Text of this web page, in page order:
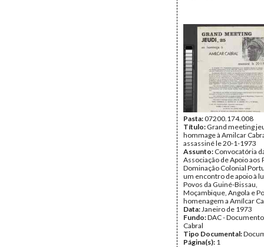
Pasta:07200.174.008
Título: Grand meeting
hommage à Amilcar
assassiné le 20-1-1973
Assunto: Convocatória
Associação de Apoio aos
Dominação Colonial
um encontro de apoio à
Povos da Guiné-Bissau,
Moçambique, Angola e
homenagem a Amílcar
Data:Janeiro de 1973
Fundo:DAC -
Cabral
Tipo Documental:
Página(s): 1